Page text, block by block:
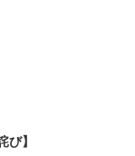
び】